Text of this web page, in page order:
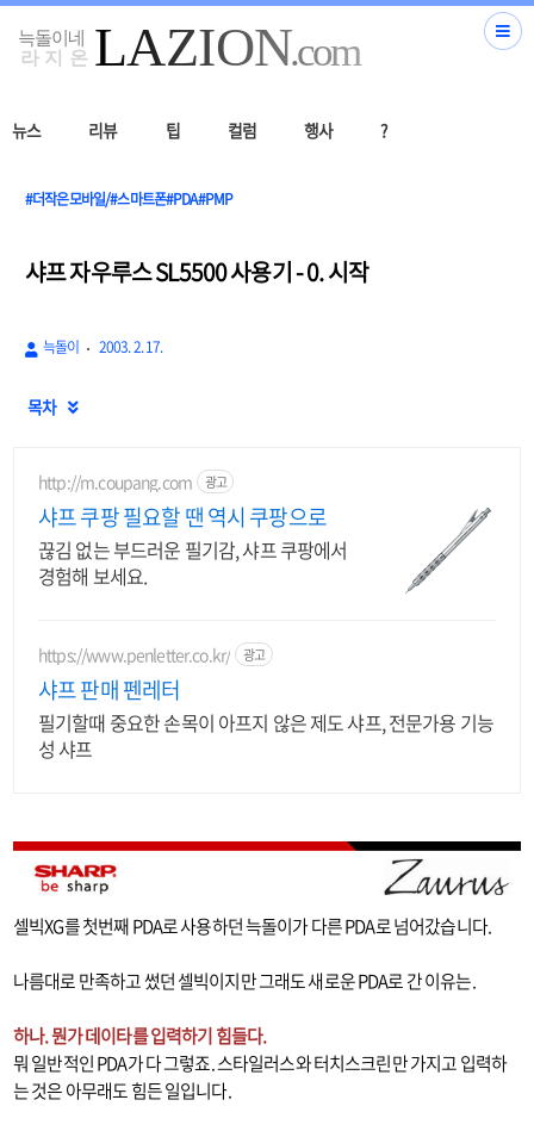
뉴스 리뷰 팁 컬럼 행사 ?
#더작은모바일/#스마트폰#PDA#PMP
샤프 자우루스 SL5500 사용기 - 0. 시작
늑돌이 2003. 2. 17.
목차 
http://m.coupang.com 광고
샤프 쿠팡 필요할 땐 역시 쿠팡으로
끊김 없는 부드러운 필기감, 샤프 쿠팡에서
경험해 보세요.
https://www.penletter.co.kr/ 광고
샤프 판매 펜레터
필기할때 중요한 손목이 아프지 않은 제도 샤프, 전문가용 기능
성 샤프
셀빅XG를 첫번째 PDA로 사용하던 늑돌이가 다른 PDA로 넘어갔습니다.
나름대로 만족하고 썼던 셀빅이지만 그래도 새로운 PDA로 간 이유는.
하나. 뭔가 데이타를 입력하기 힘들다.
뭐 일반적인 PDA가 다 그렇죠. 스타일러스와 터치스크린만 가지고 입력하
는 것은 아무래도 힘든 일입니다.